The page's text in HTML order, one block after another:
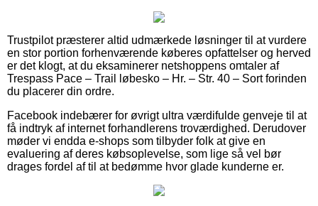
Trustpilot præsterer altid udmærkede løsninger til at vurdere
en stor portion forhenværende køberes opfattelser og herved
er det klogt, at du eksaminerer netshoppens omtaler af
Trespass Pace – Trail løbesko – Hr. – Str. 40 – Sort forinden
du placerer din ordre.
Facebook indebærer for øvrigt ultra værdifulde genveje til at
få indtryk af internet forhandlerens troværdighed. Derudover
møder vi endda e-shops som tilbyder folk at give en
evaluering af deres købsoplevelse, som lige så vel bør
drages fordel af til at bedømme hvor glade kunderne er.